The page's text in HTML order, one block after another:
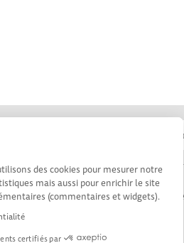
des cookies pour mesurer notre
mais aussi pour enrichir le site
(commentaires et widgets).
certifiés par
Propulsé par